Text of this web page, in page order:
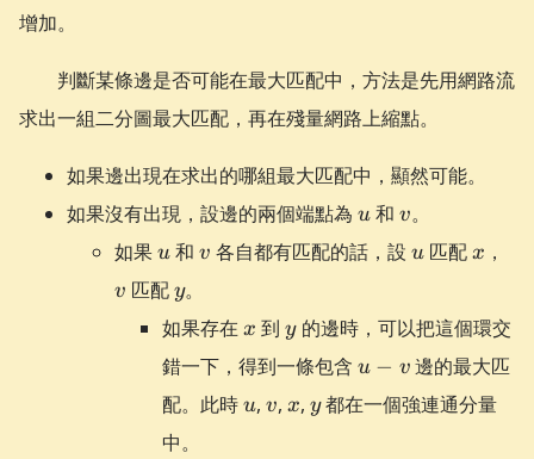
增加。
判斷某條邊是否可能在最大匹配中，方法是先用網路流
求出一組二分圖最大匹配，再在殘量網路上縮點。
如果邊出現在求出的哪組最大匹配中，顯然可能。
如果沒有出現，設邊的兩個端點為 u
u 和 v
v。
如果u
u 和 v
v 各自都有匹配的話，設 u
u匹配 x
x ，
v 匹配y
y。
如果存在 x
x 到 y
y的邊時，可以把這個環交
錯一下，得到一條包含 u-
u − v 邊的最大匹
配。此時u
u, v
v, x
x, y
y都在一個強連通分量
中。